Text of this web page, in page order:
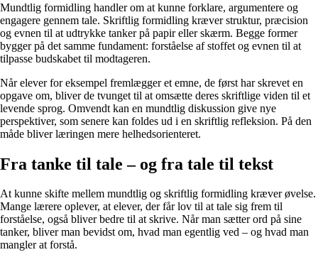
Mundtlig formidling handler om at kunne forklare, argumentere og
engagere gennem tale. Skriftlig formidling kræver struktur, præcision
og evnen til at udtrykke tanker på papir eller skærm. Begge former
bygger på det samme fundament: forståelse af stoffet og evnen til at
tilpasse budskabet til modtageren.
Når elever for eksempel fremlægger et emne, de først har skrevet en
opgave om, bliver de tvunget til at omsætte deres skriftlige viden til et
levende sprog. Omvendt kan en mundtlig diskussion give nye
perspektiver, som senere kan foldes ud i en skriftlig refleksion. På den
måde bliver læringen mere helhedsorienteret.
Fra tanke til tale – og fra tale til tekst
At kunne skifte mellem mundtlig og skriftlig formidling kræver øvelse.
Mange lærere oplever, at elever, der får lov til at tale sig frem til
forståelse, også bliver bedre til at skrive. Når man sætter ord på sine
tanker, bliver man bevidst om, hvad man egentlig ved – og hvad man
mangler at forstå.